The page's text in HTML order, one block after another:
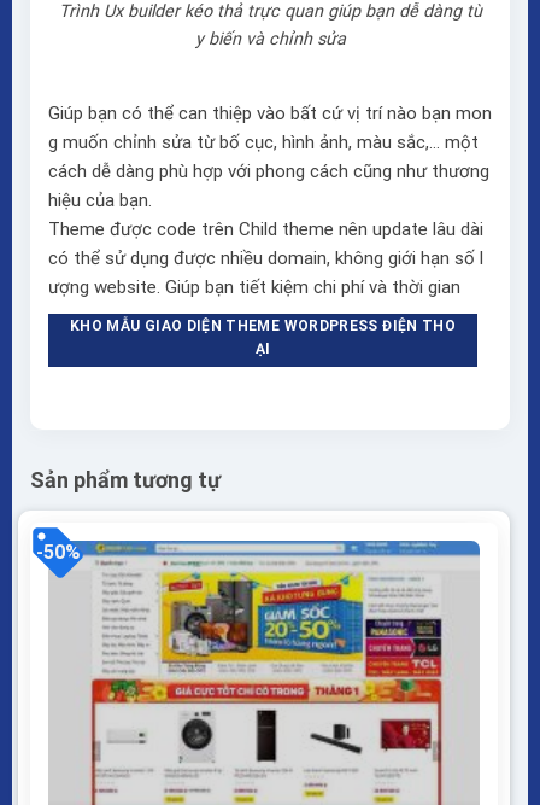
Trình Ux builder kéo thả trực quan giúp bạn dễ dàng tù
y biến và chỉnh sửa
Giúp bạn có thể can thiệp vào bất cứ vị trí nào bạn mon
g muốn chỉnh sửa từ bố cục, hình ảnh, màu sắc,… một
cách dễ dàng phù hợp với phong cách cũng như thương
hiệu của bạn.
Theme được code trên Child theme nên update lâu dài
có thể sử dụng được nhiều domain, không giới hạn số l
ượng website. Giúp bạn tiết kiệm chi phí và thời gian
KHO MẪU GIAO DIỆN THEME WORDPRESS ĐIỆN THO
ẠI
Sản phẩm tương tự
-50%